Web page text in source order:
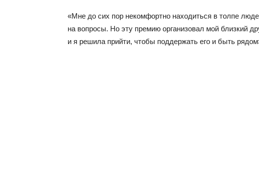
«Мне до сих пор некомфортно находиться в толпе
на вопросы. Но эту премию организовал мой близкий
и я решила прийти, чтобы поддержать его и быть